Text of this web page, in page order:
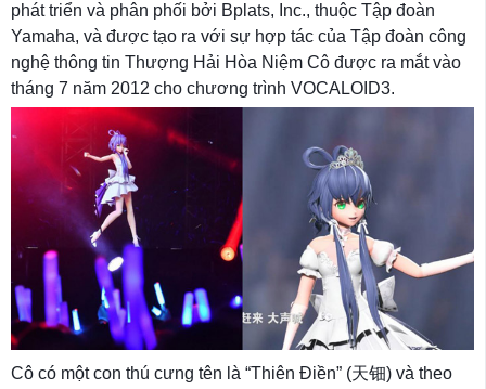
phát triển và phân phối bởi Bplats, Inc., thuộc Tập đoàn
Yamaha, và được tạo ra với sự hợp tác của Tập đoàn công
nghệ thông tin Thượng Hải Hòa Niệm Cô được ra mắt vào
tháng 7 năm 2012 cho chương trình VOCALOID3.
Cô có một con thú cưng tên là “Thiên Điền” (天钿) và theo